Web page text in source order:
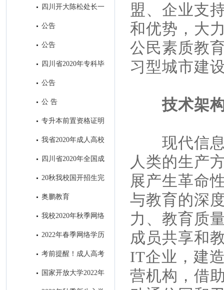
历，分别是什么？
四川开大陈松处长一
行到我校考察调研招生工作
公告
公告
四川省2020年专科毕
业退役军人和普通高职（专科）
接受成人本科教育报名公告
公告
公 告
专升本前置资格证明
材料出现问题处理办法
我省2020年成人高校
招生录取最低控制分数线出炉！
四川省2020年全国成
人高考考生身体健康监测公告
20秋我校国开招生完
奥鹏教育
我校2020年秋季网络
教育招生顺利结束
2022年春季网络学历
教育电子科技大学招生简章
考前提醒！成人高考
明天开考，这4点需注意！
国家开放大学2022年
秋季招生简章
盟、企业支
和优势，大
公民素质教
习型城市建
技术架
现代信
人类的生产
展产生革命
与教育的深
力、教育质
成员共享和
IT企业，建
营机构，借